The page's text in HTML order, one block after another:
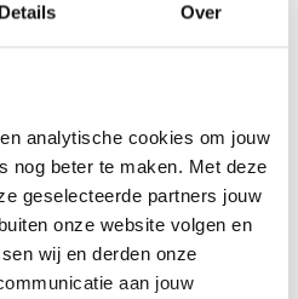
Details Over
analytische cookies om jouw
nog beter te maken. Met deze
geselecteerde partners jouw
onze website volgen en
wij en derden onze
aan jouw
Luxe Gondel